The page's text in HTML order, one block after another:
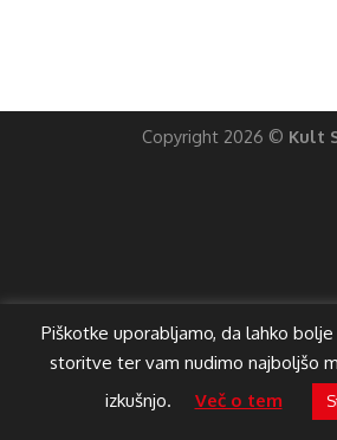
Piškotke uporabljamo, da lahko
storitve ter vam nudimo najboljšo
izkušnjo.
Več o tem
Copyright 2026 © Kult